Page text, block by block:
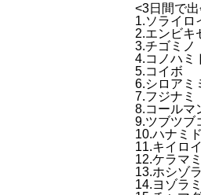
<3日間で
1.ソライロ
2.エンビキ
3.チゴミノ
4.コノハミ
5.コイボ
6.シロアミ
7.フジナミ
8.コールマ
9.ツブツブ
10.ハナミ
11.キイロ
12.ケラマ
13.ホシゾラ
14.ヨゾラ